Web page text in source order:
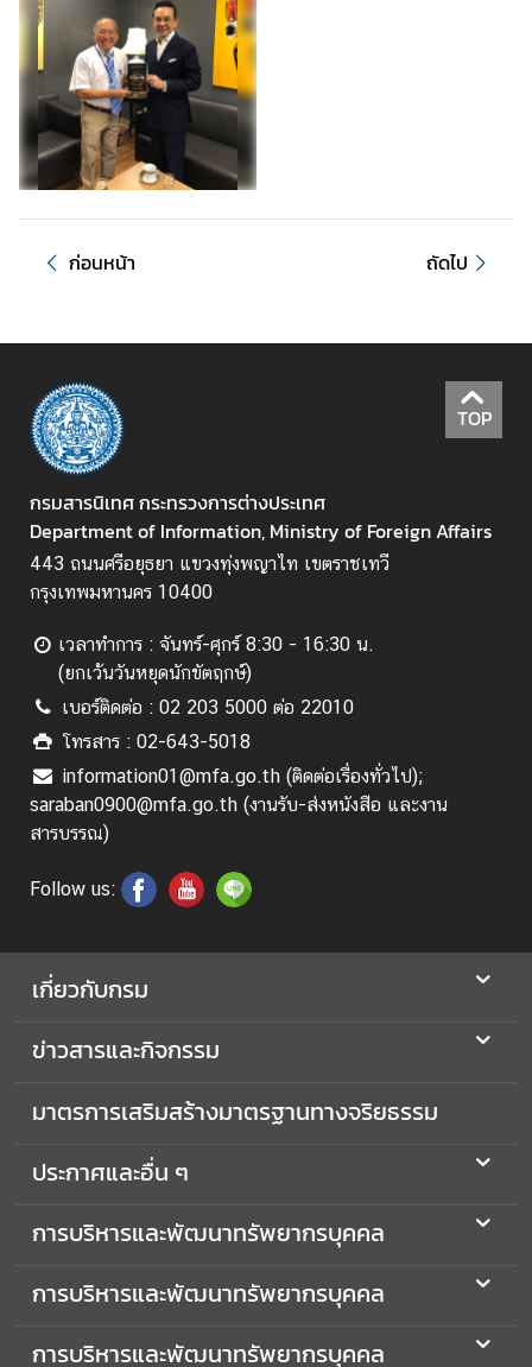
ป
ล
อื่
น
ๆ
M
F
A
e
d
a
O
n
l
i
n
r
i
e
M
S
า
ก่อนหน้า ถัดไป
TOP
กรมสารนิเทศ กระทรวงการต่างประเทศ
Department of Information, Ministry of Foreign Affairs
443 ถนนศรีอยุธยา แขวงทุ่งพญาไท เขตราชเทวี
กรุงเทพมหานคร 10400
เวลาทำการ : จันทร์-ศุกร์ 8:30 - 16:30 น.
(ยกเว้นวันหยุดนักขัตฤกษ์)
เบอร์ติดต่อ : 02 203 5000 ต่อ 22010
โทรสาร : 02-643-5018
information01@mfa.go.th (ติดต่อเรื่องทั่วไป);
saraban0900@mfa.go.th (งานรับ-ส่งหนังสือ และงาน
สารบรรณ)
Follow us:
เกี่ยวกับกรม
ข่าวสารและกิจกรรม
มาตรการเสริมสร้างมาตรฐานทางจริยธรรม
ประกาศและอื่น ๆ
การบริหารและพัฒนาทรัพยากรบุคคล
การบริหารและพัฒนาทรัพยากรบุคคล
การบริหารและพัฒนาทรัพยากรบุคคล